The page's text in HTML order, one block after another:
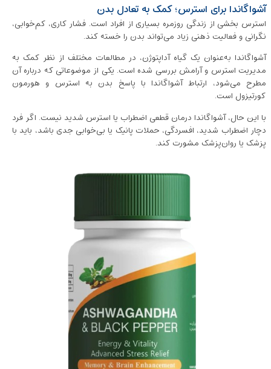
آشواگاندا برای استرس؛ کمک به تعادل بدن
استرس بخشی از زندگی روزمره بسیاری از افراد است. فشار کاری، کم‌خوابی،
نگرانی و فعالیت ذهنی زیاد می‌تواند بدن را خسته کند.
آشواگاندا به‌عنوان یک گیاه آداپتوژن، در مطالعات مختلف از نظر کمک به
مدیریت استرس و آرامش بررسی شده است. یکی از موضوعاتی که درباره آن
مطرح می‌شود، ارتباط آشواگاندا با پاسخ بدن به استرس و هورمون
کورتیزول است.
با این حال، آشواگاندا درمان قطعی اضطراب یا استرس شدید نیست. اگر فرد
دچار اضطراب شدید، افسردگی، حملات پانیک یا بی‌خوابی جدی باشد، باید با
پزشک یا روان‌پزشک مشورت کند.